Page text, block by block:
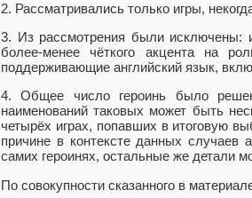
2. Рассматривались только игры,
3. Из рассмотрения были исключены:
более-менее чёткого акцента на
поддерживающие английский язык,
4. Общее число героинь было
наименований таковых может быть
четырёх играх, попавших в итоговую
причине в контексте данных случаев
самих героинях, остальные же детали
По совокупности сказанного в